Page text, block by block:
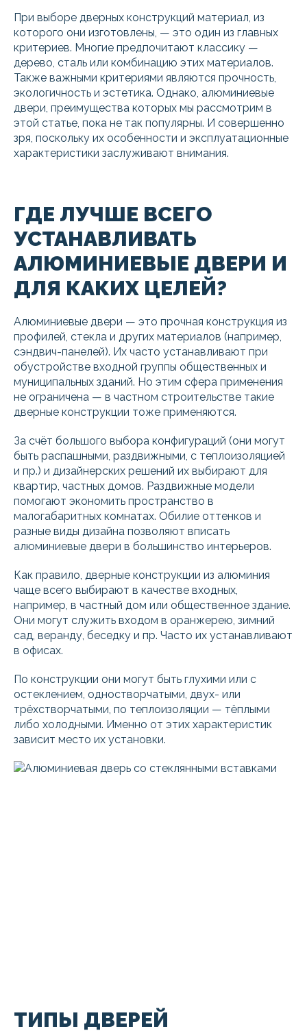
При выборе дверных конструкций материал, из
которого они изготовлены, — это один из главных
критериев. Многие предпочитают классику —
дерево, сталь или комбинацию этих материалов.
Также важными критериями являются прочность,
экологичность и эстетика. Однако, алюминиевые
двери, преимущества которых мы рассмотрим в
этой статье, пока не так популярны. И совершенно
зря, поскольку их особенности и эксплуатационные
характеристики заслуживают внимания.
ГДЕ ЛУЧШЕ ВСЕГО
УСТАНАВЛИВАТЬ
АЛЮМИНИЕВЫЕ ДВЕРИ И
ДЛЯ КАКИХ ЦЕЛЕЙ?
Алюминиевые двери — это прочная конструкция из
профилей, стекла и других материалов (например,
сэндвич-панелей). Их часто устанавливают при
обустройстве входной группы общественных и
муниципальных зданий. Но этим сфера применения
не ограничена — в частном строительстве такие
дверные конструкции тоже применяются.
За счёт большого выбора конфигураций (они могут
быть распашными, раздвижными, с теплоизоляцией
и пр.) и дизайнерских решений их выбирают для
квартир, частных домов. Раздвижные модели
помогают экономить пространство в
малогабаритных комнатах. Обилие оттенков и
разные виды дизайна позволяют вписать
алюминиевые двери в большинство интерьеров.
Как правило, дверные конструкции из алюминия
чаще всего выбирают в качестве входных,
например, в частный дом или общественное здание.
Они могут служить входом в оранжерею, зимний
сад, веранду, беседку и пр. Часто их устанавливают
в офисах.
По конструкции они могут быть глухими или с
остеклением, одностворчатыми, двух- или
трёхстворчатыми, по теплоизоляции — тёплыми
либо холодными. Именно от этих характеристик
зависит место их установки.
ТИПЫ ДВЕРЕЙ